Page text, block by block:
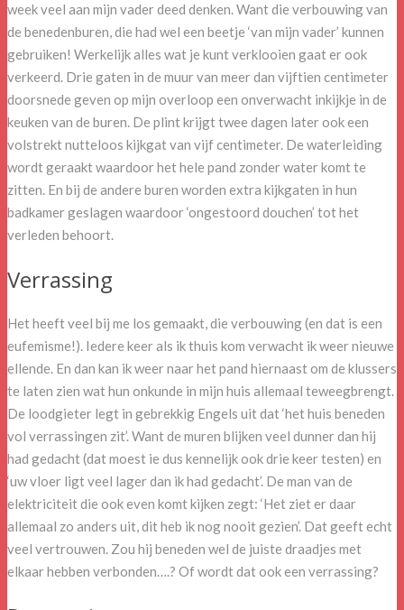
week veel aan mijn vader deed denken. Want die verbouwing van
de benedenburen, die had wel een beetje ‘van mijn vader’ kunnen
gebruiken! Werkelijk alles wat je kunt verklooien gaat er ook
verkeerd. Drie gaten in de muur van meer dan vijftien centimeter
doorsnede geven op mijn overloop een onverwacht inkijkje in de
keuken van de buren. De plint krijgt twee dagen later ook een
volstrekt nutteloos kijkgat van vijf centimeter. De waterleiding
wordt geraakt waardoor het hele pand zonder water komt te
zitten. En bij de andere buren worden extra kijkgaten in hun
badkamer geslagen waardoor ‘ongestoord douchen’ tot het
verleden behoort.
Verrassing
Het heeft veel bij me los gemaakt, die verbouwing (en dat is een
eufemisme!). Iedere keer als ik thuis kom verwacht ik weer nieuwe
ellende. En dan kan ik weer naar het pand hiernaast om de klussers
te laten zien wat hun onkunde in mijn huis allemaal teweegbrengt.
De loodgieter legt in gebrekkig Engels uit dat ‘het huis beneden
vol verrassingen zit’. Want de muren blijken veel dunner dan hij
had gedacht (dat moest ie dus kennelijk ook drie keer testen) en
‘uw vloer ligt veel lager dan ik had gedacht’. De man van de
elektriciteit die ook even komt kijken zegt: ‘Het ziet er daar
allemaal zo anders uit, dit heb ik nog nooit gezien’. Dat geeft echt
veel vertrouwen. Zou hij beneden wel de juiste draadjes met
elkaar hebben verbonden….? Of wordt dat ook een verrassing?